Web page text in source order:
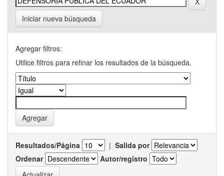
Iniciar nueva búsqueda
Agregar filtros:
Utilice filtros para refinar los resultados de la búsqueda.
Resultados/Página | Salida por
Ordenar
Autor/registro